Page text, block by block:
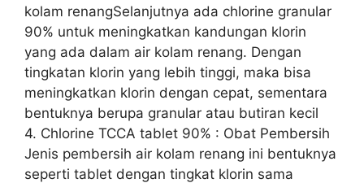
kolam renangSelanjutnya ada chlorine granular
90% untuk meningkatkan kandungan klorin
yang ada dalam air kolam renang. Dengan
tingkatan klorin yang lebih tinggi, maka bisa
meningkatkan klorin dengan cepat, sementara
bentuknya berupa granular atau butiran kecil
4. Chlorine TCCA tablet 90% : Obat Pembersih
Jenis pembersih air kolam renang ini bentuknya
seperti tablet dengan tingkat klorin sama